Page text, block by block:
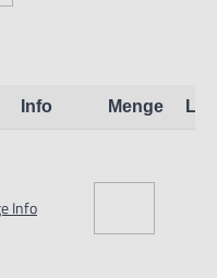
dem Produkt vertraute
Info Menge
Info